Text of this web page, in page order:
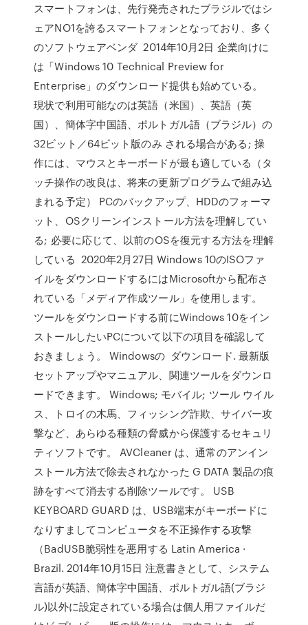
スマートフォンは、先行発売されたブラジルではシ
ェアNO1を誇るスマートフォンとなっており、多く
のソフトウェアベンダ 2014年10月2日 企業向けに
は「Windows 10 Technical Preview for
Enterprise」のダウンロード提供も始めている。
現状で利用可能なのは英語（米国）、英語（英
国）、簡体字中国語、ポルトガル語（ブラジル）の
32ビット／64ビット版のみ される場合がある; 操
作には、マウスとキーボードが最も適している（タ
ッチ操作の改良は、将来の更新プログラムで組み込
まれる予定） PCのバックアップ、HDDのフォーマ
ット、OSクリーンインストール方法を理解してい
る; 必要に応じて、以前のOSを復元する方法を理解
している 2020年2月27日 Windows 10のISOファ
イルをダウンロードするにはMicrosoftから配布さ
れている「メディア作成ツール」を使用します。
ツールをダウンロードする前にWindows 10をイン
ストールしたいPCについて以下の項目を確認して
おきましょう。 Windowsの ダウンロード. 最新版
セットアップやマニュアル、関連ツールをダウンロ
ードできます。 Windows; モバイル; ツール ウイル
ス、トロイの木馬、フィッシング詐欺、サイバー攻
撃など、あらゆる種類の脅威から保護するセキュリ
ティソフトです。 AVCleaner は、通常のアンイン
ストール方法で除去されなかった G DATA 製品の痕
跡をすべて消去する削除ツールです。 USB
KEYBOARD GUARD は、USB端末がキーボードに
なりすましてコンピュータを不正操作する攻撃
（BadUSB脆弱性を悪用する Latin America ·
Brazil. 2014年10月15日 注意書きとして、システム
言語が英語、簡体字中国語、ポルトガル語(ブラジ
ル)以外に設定されている場合は個人用ファイルだ